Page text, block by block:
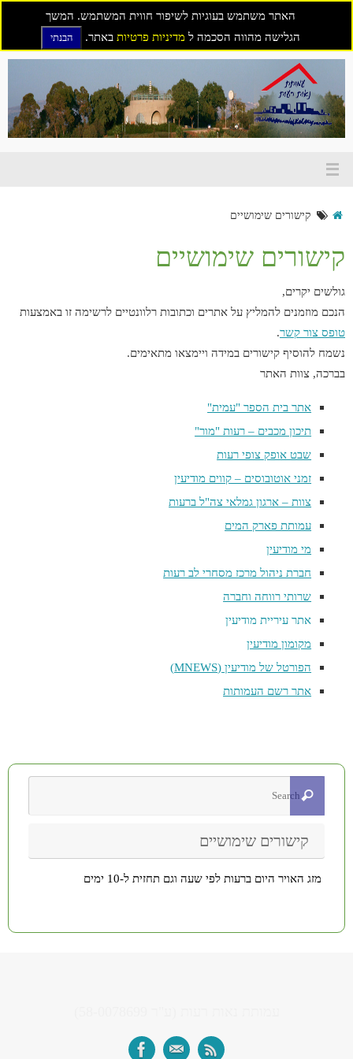
האתר משתמש בעוגיות לשיפור חווית המשתמש. המשך
הגלישה מהווה הסכמה ל מדיניות פרטיות באתר. הבנתי
לתוכן
קישורים שימושיים
קישורים שימושיים
גולשים יקרים,
הנכם מוזמנים להמליץ על אתרים וכתובות רלוונטיים לרשימה זו באמצעות
טופס צור קשר.
נשמח להוסיף קישורים במידה ויימצאו מתאימים.
בברכה, צוות האתר
אתר בית הספר "עמית"
תיכון מכבים – רעות "מור"
שבט אופק צופי רעות
זמני אוטובוסים – קווים מודיעין
צוות – ארגון גמלאי צה"ל ברעות
עמותת פארק המים
מי מודיעין
חברת ניהול מרכז מסחרי לב רעות
שרותי רווחה וחברה
אתר עיריית מודיעין
מקומון מודיעין
הפורטל של מודיעין (MNEWS)
אתר רשם העמותות
קישורים שימושיים
מזג האויר היום ברעות לפי שעה וגם תחזית ל-10 ימים